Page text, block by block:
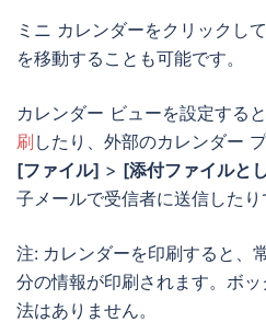
ミニ カレンダーをクリックし
を移動することも可能です。
カレンダー ビューを設定すると
刷 したり、外部のカレンダー
[ファイル] > [添付ファイルと
子メールで受信者に送信したり
注: カレンダーを印刷すると、
分の情報が印刷されます。ボ
法はありません。